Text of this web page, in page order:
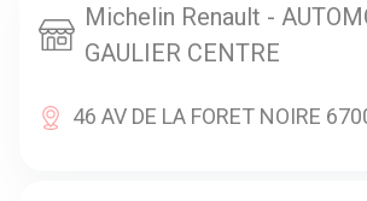
Michelin Renault -
GAULIER CENTRE
46 AV DE LA FORET NOIRE